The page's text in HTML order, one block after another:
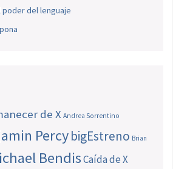
poder del lenguaje
de X Andrea Sorrentino
PercybigEstreno Brian
BendisCaída de X